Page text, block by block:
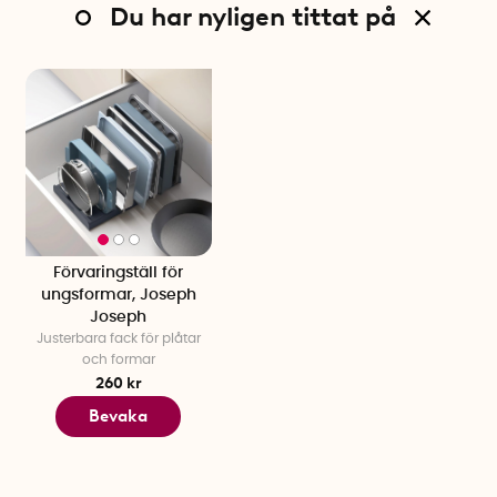
Du har nyligen tittat på
Förvaringställ för
ungsformar, Joseph
Joseph
Justerbara fack för plåtar
och formar
260 kr
Bevaka